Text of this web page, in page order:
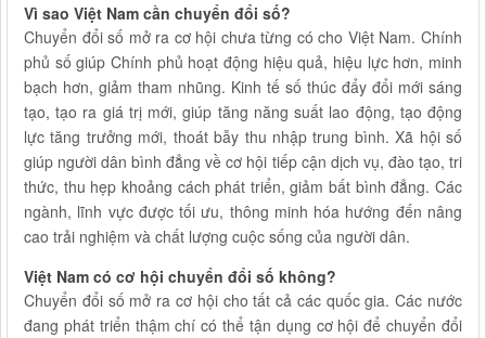
Vì sao Việt Nam cần chuyển đổi số?
Chuyển đổi số mở ra cơ hội chưa từng có cho Việt Nam. Chính
phủ số giúp Chính phủ hoạt động hiệu quả, hiệu lực hơn, minh
bạch hơn, giảm tham nhũng. Kinh tế số thúc đẩy đổi mới sáng
tạo, tạo ra giá trị mới, giúp tăng năng suất lao động, tạo động
lực tăng trưởng mới, thoát bẫy thu nhập trung bình. Xã hội số
giúp người dân bình đẳng về cơ hội tiếp cận dịch vụ, đào tạo, tri
thức, thu hẹp khoảng cách phát triển, giảm bất bình đẳng. Các
ngành, lĩnh vực được tối ưu, thông minh hóa hướng đến nâng
cao trải nghiệm và chất lượng cuộc sống của người dân.
Việt Nam có cơ hội chuyển đổi số không?
Chuyển đổi số mở ra cơ hội cho tất cả các quốc gia. Các nước
đang phát triển thậm chí có thể tận dụng cơ hội để chuyển đổi